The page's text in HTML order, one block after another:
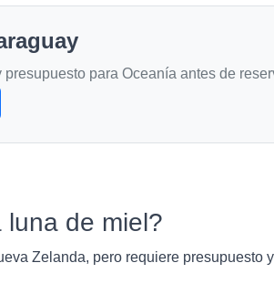
para Oceanía antes de
de miel?
Zelanda, pero requiere presupuesto